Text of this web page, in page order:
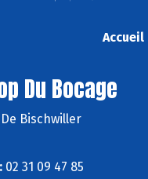
Accueil
Du Bocage
Bischwiller
02 31 09 47 85